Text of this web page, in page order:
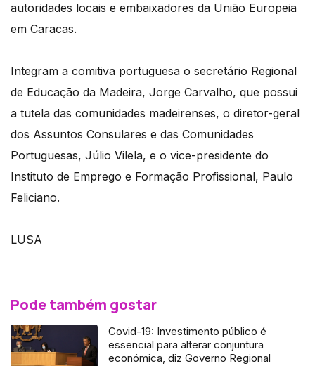
autoridades locais e embaixadores da União Europeia
em Caracas.
Integram a comitiva portuguesa o secretário Regional
de Educação da Madeira, Jorge Carvalho, que possui
a tutela das comunidades madeirenses, o diretor-geral
dos Assuntos Consulares e das Comunidades
Portuguesas, Júlio Vilela, e o vice-presidente do
Instituto de Emprego e Formação Profissional, Paulo
Feliciano.
LUSA
Pode também gostar
Covid-19: Investimento público é
essencial para alterar conjuntura
económica, diz Governo Regional